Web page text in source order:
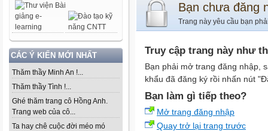
CÁC Ý KIẾN MỚI NHẤT
Thăm thầy Minh An !...
Thăm thầy Tình !...
Ghé thăm trang cô Hồng Anh.
Trang web của cô...
Ta hay chê cuộc đời méo mó
Bạn chưa đăng
Trang này yêu cầu bạn
Truy cập trang này như
Bạn phải mở trang đăng nhập,
khẩu đã đăng ký rồi nhấn nút
Bạn làm gì tiếp theo?
Mở trang đăng nhập
Quay trở lại trang trước